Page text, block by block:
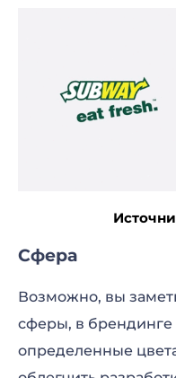
Сфера
Возможно, вы
сферы, в
определенные